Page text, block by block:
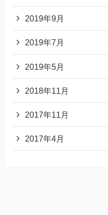
2019年9月
2019年7月
2019年5月
2018年11月
2017年11月
2017年4月